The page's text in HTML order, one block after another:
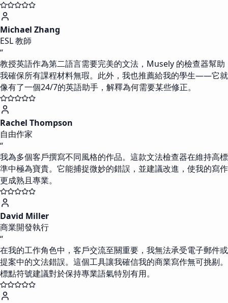
Michael Zhang
ESL 教師
“
教授英語作為第二語言需要完美的文法，Musely 的檢查器幫助
我確保所有課程材料無瑕。此外，我也推薦給我的學生——它就
像有了一個24/7的英語助手，解釋為何需要某些修正。
Rachel Thompson
自由作家
“
我為多個客戶撰寫不同風格的作品。這款文法檢查器在維持高標
準中極為寶貴。它能捕捉微妙的錯誤，並建議改進，使我的寫作
更成熟且專業。
David Miller
商業開發執行
“
在我的工作角色中，客戶交流至關重要，我無法承受電子郵件或
提案中的文法錯誤。這個工具讓我確信我的商業寫作無可挑剔。
標點符號建議對於保持專業語氣特別有用。